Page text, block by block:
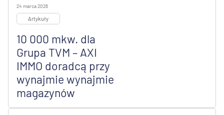
24 marca 2026
Artykuły
10 000 mkw. dla
Grupa TVM – AXI
IMMO doradcą przy
wynajmie wynajmie
magazynów